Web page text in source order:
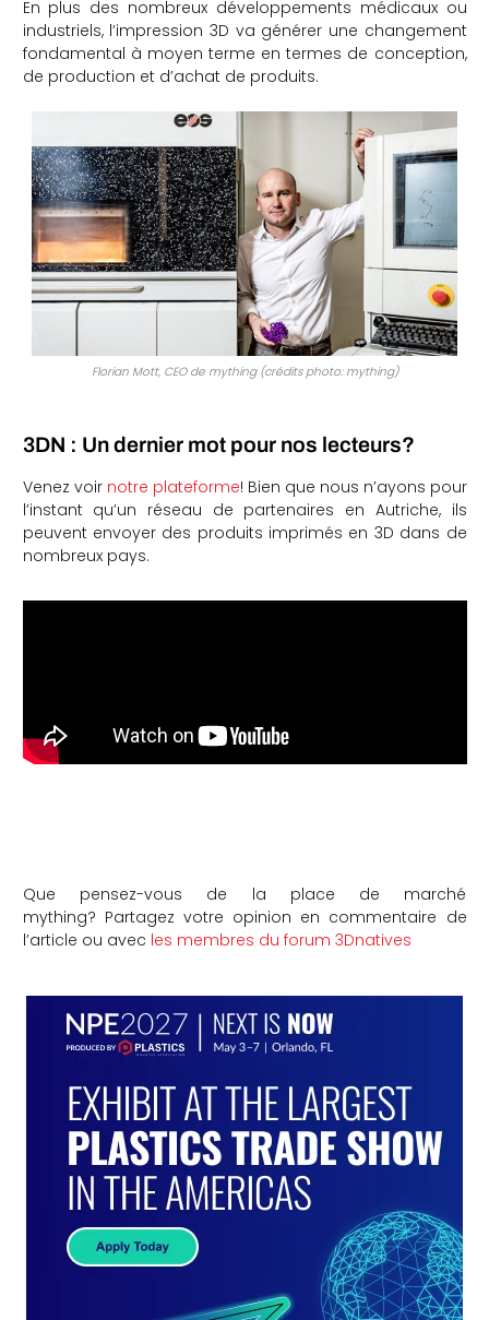
En plus des nombreux développements médicaux ou
industriels, l’impression 3D va générer une changement
fondamental à moyen terme en termes de conception,
de production et d’achat de produits.
Florian Mott, CEO de mything (crédits photo: mything)
3DN : Un dernier mot pour nos lecteurs?
Venez voir notre plateforme! Bien que nous n’ayons pour
l’instant qu’un réseau de partenaires en Autriche, ils
peuvent envoyer des produits imprimés en 3D dans de
nombreux pays.
Que pensez-vous de la place de marché
mything? Partagez votre opinion en commentaire de
l’article ou avec les membres du forum 3Dnatives